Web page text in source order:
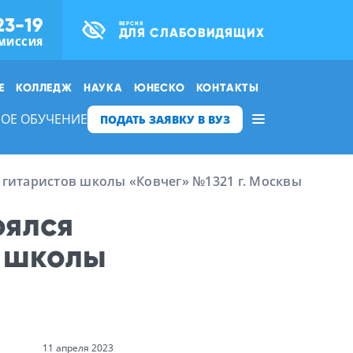
19 ВЕРСИЯ
ДЛЯ СЛАБОВИДЯЩИХ
КОЛЛЕДЖ НАУКА ЮНЕСКО КОНТАКТЫ
ОБУЧЕНИЕ ПОДАТЬ ЗАЯВКУ В ВУЗ
школы «Ковчег» №1321 г. Москвы
школы
11 апреля 2023